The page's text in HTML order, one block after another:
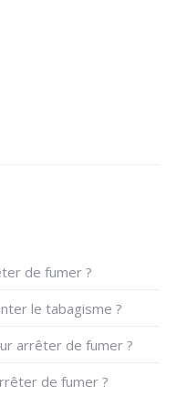
de fumer ?
le tabagisme ?
arrêter de fumer ?
de fumer ?